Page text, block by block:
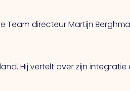
Team directeur Martijn
Hij vertelt over zijn